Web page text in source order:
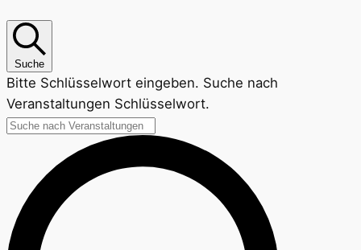
Suche
Bitte Schlüsselwort eingeben. Suche nach
Veranstaltungen Schlüsselwort.